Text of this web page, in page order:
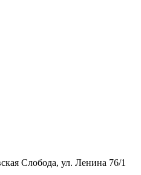
Слобода, ул. Ленина 76/1